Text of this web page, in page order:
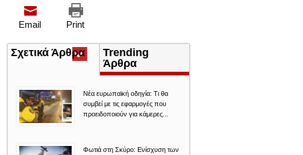
Print
Email
Σχετικά Άρθρα (ενεργή
καρτέλα)
Trending
Άρθρα
Νέα ευρωπαϊκή οδηγία: Τι θα
συμβεί με τις εφαρμογές που
προειδοποιούν για κάμερες...
Φωτιά στη Σκύρο: Ενίσχυση των